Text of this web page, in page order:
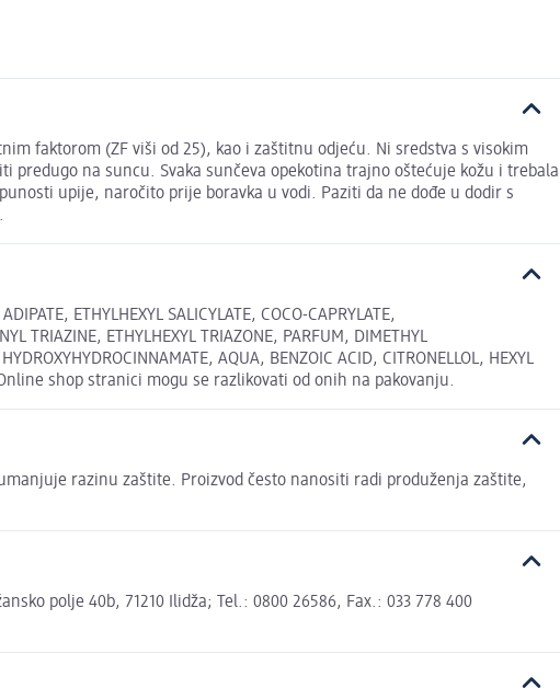
faktorom (ZF viši od 25), kao i zaštitnu odjeću. Ni sredstva s visokim
na suncu. Svaka sunčeva opekotina trajno oštećuje kožu i trebala
upije, naročito prije boravka u vodi. Paziti da ne dođe u dodir s
ETHYLHEXYL SALICYLATE, COCO-CAPRYLATE,
TRIAZINE, ETHYLHEXYL TRIAZONE, PARFUM, DIMETHYL
AQUA, BENZOIC ACID, CITRONELLOL, HEXYL
Online shop stranici mogu se razlikovati od onih na pakovanju.
razinu zaštite. Proizvod često nanositi radi produženja zaštite,
polje 40b, 71210 Ilidža; Tel.: 0800 26586, Fax.: 033 778 400